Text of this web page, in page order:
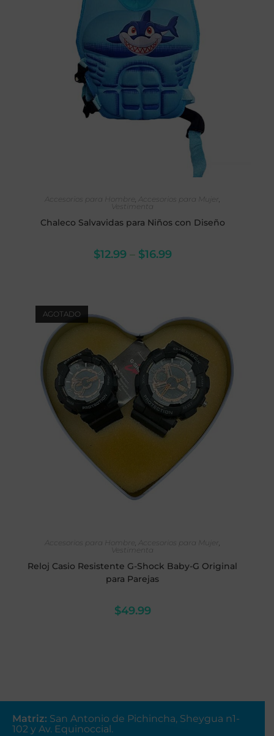
Accesorios para Hombre , Accesorios para Mujer ,
Vestimenta
Chaleco Salvavidas para Niños con Diseño
$12.99 – $16.99
AGOTADO
Accesorios para Hombre
Accesorios para Mujer
Vestimenta
Reloj Casio Resistente G-Shock Baby-G Original
para Parejas
$49.99
Matriz: San Antonio de Pichincha, Sheygua n1-
102 y Av. Equinoccial.